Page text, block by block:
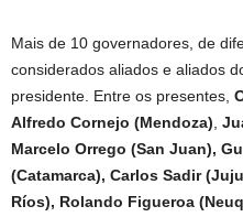
Mais de 10 governadores, de
considerados aliados e aliados
presidente. Entre os presentes,
Alfredo Cornejo (Mendoza)
Marcelo Orrego (San Juan),
(Catamarca), Carlos Sadir
Ríos), Rolando Figueroa